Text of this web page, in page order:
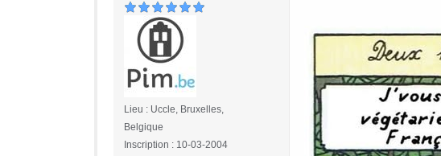
Lieu : Uccle, Bruxelles,
Belgique
Inscription : 10-03-2004